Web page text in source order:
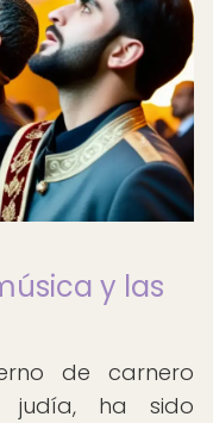
y las
de carnero
judía, ha sido